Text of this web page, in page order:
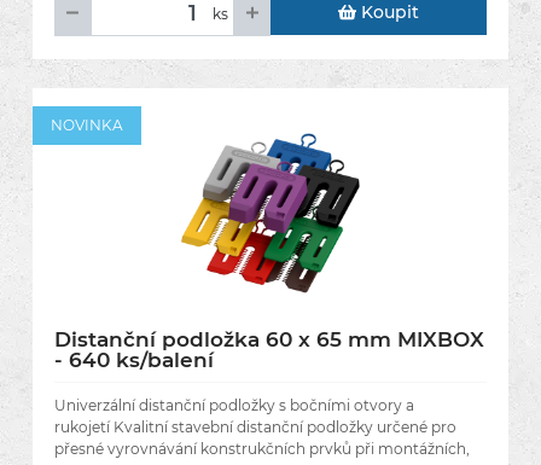
ks Koupit
NOVINKA
Distanční podložka 60 x 65 mm MIXBOX
- 640 ks/balení
Univerzální distanční podložky s bočními otvory a
rukojetí Kvalitní stavební distanční podložky určené pro
přesné vyrovnávání konstrukčních prvků při montážních,